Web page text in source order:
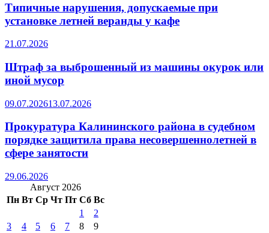
Типичные нарушения, допускаемые при
установке летней веранды у кафе
21.07.2026
Штраф за выброшенный из машины окурок или
иной мусор
09.07.202613.07.2026
Прокуратура Калининского района в судебном
порядке защитила права несовершеннолетней в
сфере занятости
29.06.2026
Август 2026
Пн Вт Ср Чт Пт Сб Вс
1
2
3
4 5 6 7 8
9